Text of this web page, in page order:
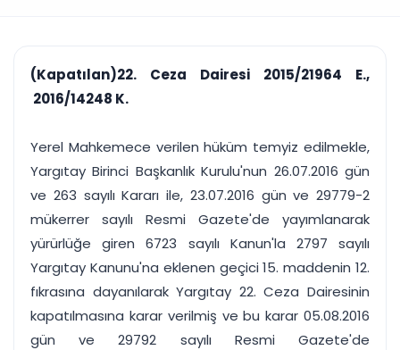
Duruşma ve görev
takvimi
Hatırlatma ve
takibi
Tek panelde uçtan uca yönetim
UYAP & UETS entegrasyonundan finansa, hepsi bir arada.
Tüm özellikleri inceleyin Ücretsiz Başlayın
(Kapatılan)22. Ceza Dairesi 2015/21964 E.,
2016/14248 K.
Yerel Mahkemece verilen hüküm temyiz edilmekle,
Yargıtay Birinci Başkanlık Kurulu'nun 26.07.2016 gün
ve 263 sayılı Kararı ile, 23.07.2016 gün ve 29779-2
mükerrer sayılı Resmi Gazete'de yayımlanarak
yürürlüğe giren 6723 sayılı Kanun'la 2797 sayılı
Yargıtay Kanunu'na eklenen geçici 15. maddenin 12.
fıkrasına dayanılarak Yargıtay 22. Ceza Dairesinin
kapatılmasına karar verilmiş ve bu karar 05.08.2016
gün ve 29792 sayılı Resmi Gazete'de